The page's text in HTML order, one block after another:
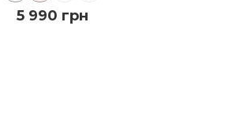
5 990 грн